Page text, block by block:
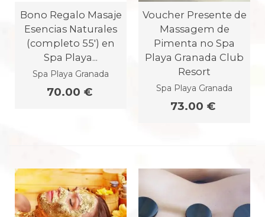
Bono Regalo Masaje
Esencias Naturales
(completo 55') en
Spa Playa...
Spa Playa Granada
70.00 €
Voucher Presente de
Massagem de
Pimenta no Spa
Playa Granada Club
Resort
Spa Playa Granada
73.00 €